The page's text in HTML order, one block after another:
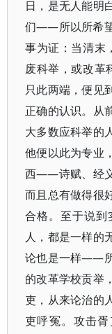
日，是无人能
们——所以所希
事为证：当清末
废科举，或改革
只此两端，便见
正确的认识。从
大多数应科举的
他便以此为专业
西——诗赋、经
而且总有做得很
合格。至于说
人，都是一样
论也是一样——
的改革学校贡举
吏，从来论治的
吏呼冤。攻击